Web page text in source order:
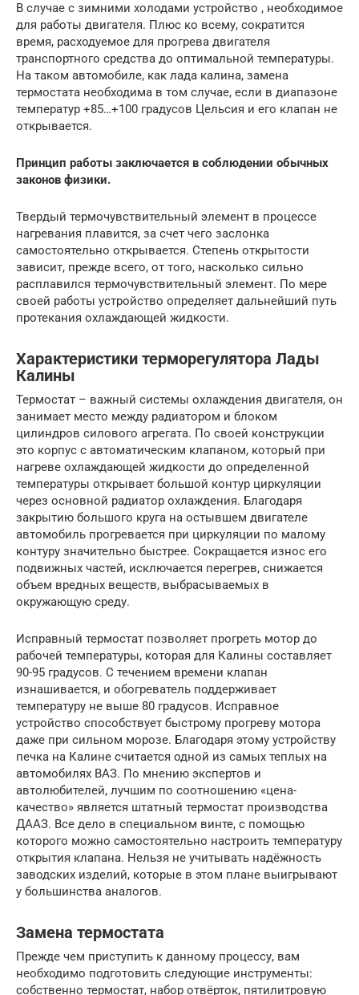
В случае с зимними холодами устройство , необходимое
для работы двигателя. Плюс ко всему, сократится
время, расходуемое для прогрева двигателя
транспортного средства до оптимальной температуры.
На таком автомобиле, как лада калина, замена
термостата необходима в том случае, если в диапазоне
температур +85…+100 градусов Цельсия и его клапан не
открывается.
Принцип работы заключается в соблюдении обычных
законов физики.
Твердый термочувствительный элемент в процессе
нагревания плавится, за счет чего заслонка
самостоятельно открывается. Степень открытости
зависит, прежде всего, от того, насколько сильно
расплавился термочувствительный элемент. По мере
своей работы устройство определяет дальнейший путь
протекания охлаждающей жидкости.
Характеристики терморегулятора Лады
Калины
Термостат – важный системы охлаждения двигателя, он
занимает место между радиатором и блоком
цилиндров силового агрегата. По своей конструкции
это корпус с автоматическим клапаном, который при
нагреве охлаждающей жидкости до определенной
температуры открывает большой контур циркуляции
через основной радиатор охлаждения. Благодаря
закрытию большого круга на остывшем двигателе
автомобиль прогревается при циркуляции по малому
контуру значительно быстрее. Сокращается износ его
подвижных частей, исключается перегрев, снижается
объем вредных веществ, выбрасываемых в
окружающую среду.
Исправный термостат позволяет прогреть мотор до
рабочей температуры, которая для Калины составляет
90-95 градусов. С течением времени клапан
изнашивается, и обогреватель поддерживает
температуру не выше 80 градусов. Исправное
устройство способствует быстрому прогреву мотора
даже при сильном морозе. Благодаря этому устройству
печка на Калине считается одной из самых теплых на
автомобилях ВАЗ. По мнению экспертов и
автолюбителей, лучшим по соотношению «цена-
качество» является штатный термостат производства
ДААЗ. Все дело в специальном винте, с помощью
которого можно самостоятельно настроить температуру
открытия клапана. Нельзя не учитывать надёжность
заводских изделий, которые в этом плане выигрывают
у большинства аналогов.
Замена термостата
Прежде чем приступить к данному процессу, вам
необходимо подготовить следующие инструменты:
собственно термостат, набор отвёрток, пятилитровую